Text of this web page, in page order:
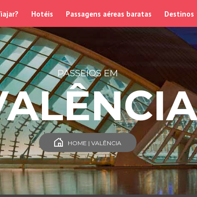
Hotéis Passagens aéreas baratas Destinos
PASSEIOS EM
HOME | VALÊNCIA